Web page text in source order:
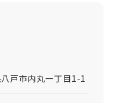
戸市内丸一丁目1-1